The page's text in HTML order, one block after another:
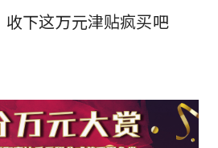
下这万元津贴疯买吧